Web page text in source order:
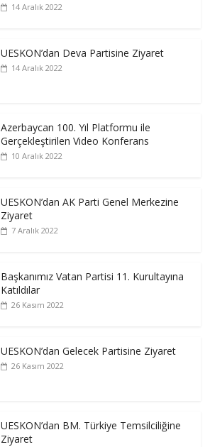
14 Aralık 2022
UESKON’dan Deva Partisine Ziyaret
14 Aralık 2022
Azerbaycan 100. Yıl Platformu ile
Gerçekleştirilen Video Konferans
10 Aralık 2022
UESKON’dan AK Parti Genel Merkezine
Ziyaret
7 Aralık 2022
Başkanımız Vatan Partisi 11. Kurultayına
Katıldılar
26 Kasım 2022
UESKON’dan Gelecek Partisine Ziyaret
26 Kasım 2022
UESKON’dan BM. Türkiye Temsilciliğine
Ziyaret